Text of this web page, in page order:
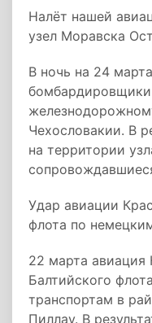
Налёт нашей
узел Моравска
В ночь на 24
бомбардировщики
Чехословакии. В
на территории
Удар авиации
флота по
22 марта авиация
Балтийского
транспортам в
Пиллау. В